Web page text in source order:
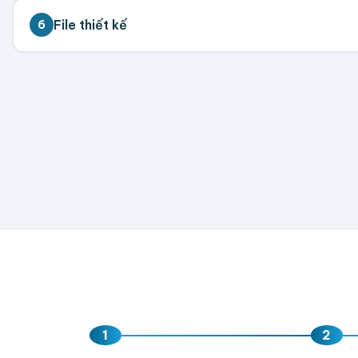
💡 Đặt càng nhiều giá càng tốt. Vui lòng liên hệ để
6 File thiết kế
1 2